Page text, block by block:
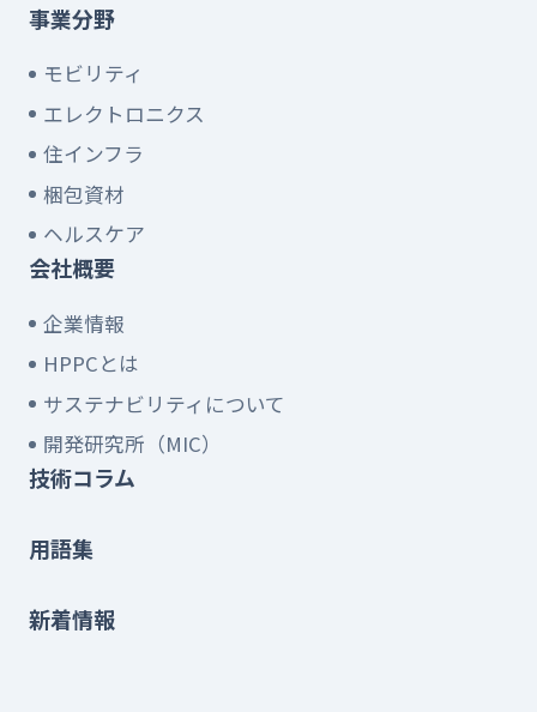
事業分野
モビリティ
エレクトロニクス
住インフラ
梱包資材
ヘルスケア
会社概要
企業情報
HPPCとは
サステナビリティについて
開発研究所（MIC）
技術コラム
用語集
新着情報